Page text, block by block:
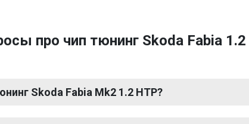
про чип тюнинг Skoda Fabia
Skoda Fabia Mk2 1.2 HTP?